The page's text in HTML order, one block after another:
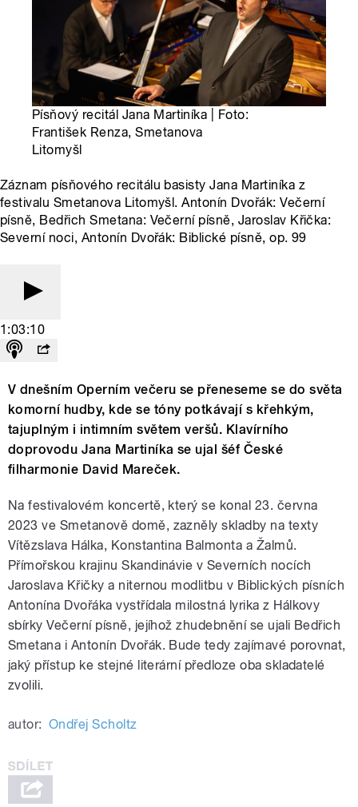
Písňový recitál Jana Martiníka | Foto:
František Renza, Smetanova
Litomyšl
Záznam písňového recitálu basisty Jana Martiníka z
festivalu Smetanova Litomyšl. Antonín Dvořák: Večerní
písně, Bedřich Smetana: Večerní písně, Jaroslav Křička:
Severní noci, Antonín Dvořák: Biblické písně, op. 99
1:03:10
V dnešním Operním večeru se přeneseme se do světa
komorní hudby, kde se tóny potkávají s křehkým,
tajuplným i intimním světem veršů. Klavírního
doprovodu Jana Martiníka se ujal šéf České
filharmonie David Mareček.
Na festivalovém koncertě, který se konal 23. června
2023 ve Smetanově domě, zazněly skladby na texty
Vítězslava Hálka, Konstantina Balmonta a Žalmů.
Přímořskou krajinu Skandinávie v Severních nocích
Jaroslava Křičky a niternou modlitbu v Biblických písních
Antonína Dvořáka vystřídala milostná lyrika z Hálkovy
sbírky Večerní písně, jejíhož zhudebnění se ujali Bedřich
Smetana i Antonín Dvořák. Bude tedy zajímavé porovnat,
jaký přístup ke stejné literární předloze oba skladatelé
zvolili.
autor: Ondřej Scholtz